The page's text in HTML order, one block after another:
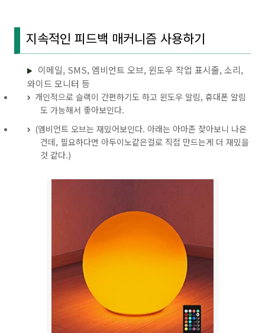
지속적인 피드백 매커니즘 사용하기
이메일, SMS, 엠비언트 오브, 윈도우 작업 표시줄, 소리,
와이드 모니터 등
개인적으로 슬랙이 간편하기도 하고 윈도우 알림, 휴대폰 알림
도 가능해서 좋아보인다.
(엠비언트 오브는 재밌어보인다. 아래는 아마존 찾아보니 나온
건데, 필요하다면 아두이노같은걸로 직접 만드는게 더 재밌을
것 같다.)